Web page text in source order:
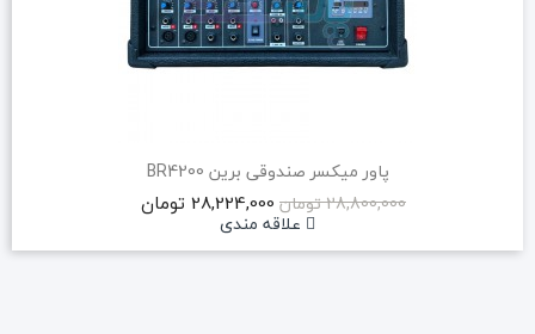
پاور میکسر صندوقی برین BR4200
28,800,000 تومان
28,224,000 تومان
علاقه مندی